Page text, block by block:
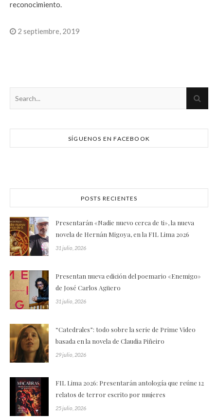
reconocimiento.
2 septiembre, 2019
SÍGUENOS EN FACEBOOK
POSTS RECIENTES
Presentarán «Nadie nuevo cerca de ti», la nueva
novela de Hernán Migoya, en la FIL Lima 2026
31 julio, 2026
Presentan nueva edición del poemario «Enemigo»
de José Carlos Agüero
31 julio, 2026
“Catedrales”: todo sobre la serie de Prime Video
basada en la novela de Claudia Piñeiro
29 julio, 2026
FIL Lima 2026: Presentarán antología que reúne 12
relatos de terror escrito por mujeres
25 julio, 2026